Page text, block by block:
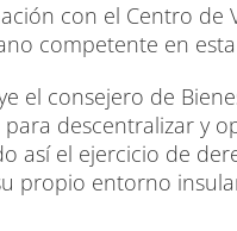
con el Centro de
competente en
el consejero de
descentralizar y
así el ejercicio de
propio entorno